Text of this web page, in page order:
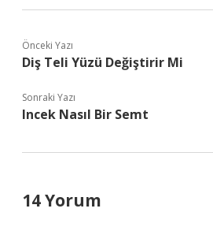
Önceki Yazı
Diş Teli Yüzü Değiştirir Mi
Sonraki Yazı
Incek Nasıl Bir Semt
14 Yorum